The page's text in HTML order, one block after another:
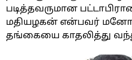
படித்தவருமான
மதியழகன் என்பவர்
தங்கையை காதலித்து